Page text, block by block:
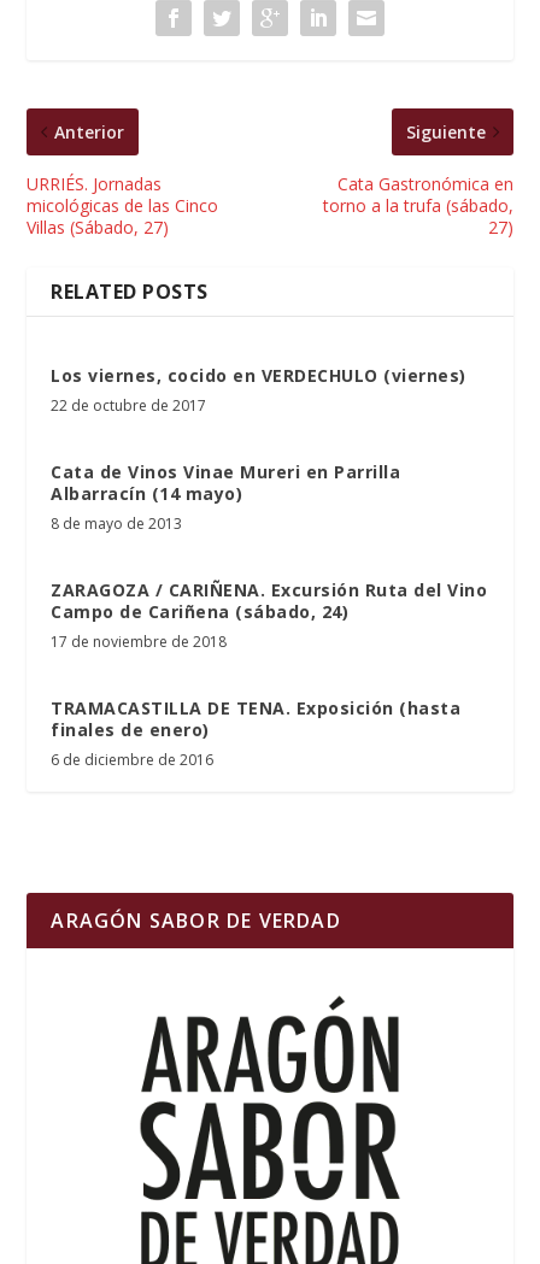
Anterior
URRIÉS. Jornadas
micológicas de las Cinco
Villas (Sábado, 27)
Siguiente
Cata Gastronómica en
torno a la trufa (sábado,
27)
RELATED POSTS
Los viernes, cocido en VERDECHULO (viernes)
22 de octubre de 2017
Cata de Vinos Vinae Mureri en Parrilla
Albarracín (14 mayo)
8 de mayo de 2013
ZARAGOZA / CARIÑENA. Excursión Ruta del Vino
Campo de Cariñena (sábado, 24)
17 de noviembre de 2018
TRAMACASTILLA DE TENA. Exposición (hasta
finales de enero)
6 de diciembre de 2016
ARAGÓN SABOR DE VERDAD